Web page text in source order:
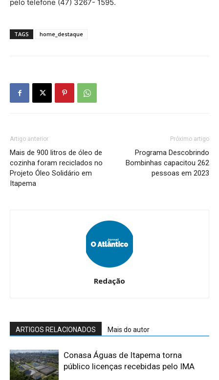
pelo telefone (47) 3267- 1595.
TAGS home_destaque
Artigo anterior
Mais de 900 litros de óleo de
cozinha foram reciclados no
Projeto Óleo Solidário em
Itapema
Próximo artigo
Programa Descobrindo
Bombinhas capacitou 262
pessoas em 2023
Redação
ARTIGOS RELACIONADOS Mais do autor
Conasa Águas de Itapema torna
público licenças recebidas pelo IMA